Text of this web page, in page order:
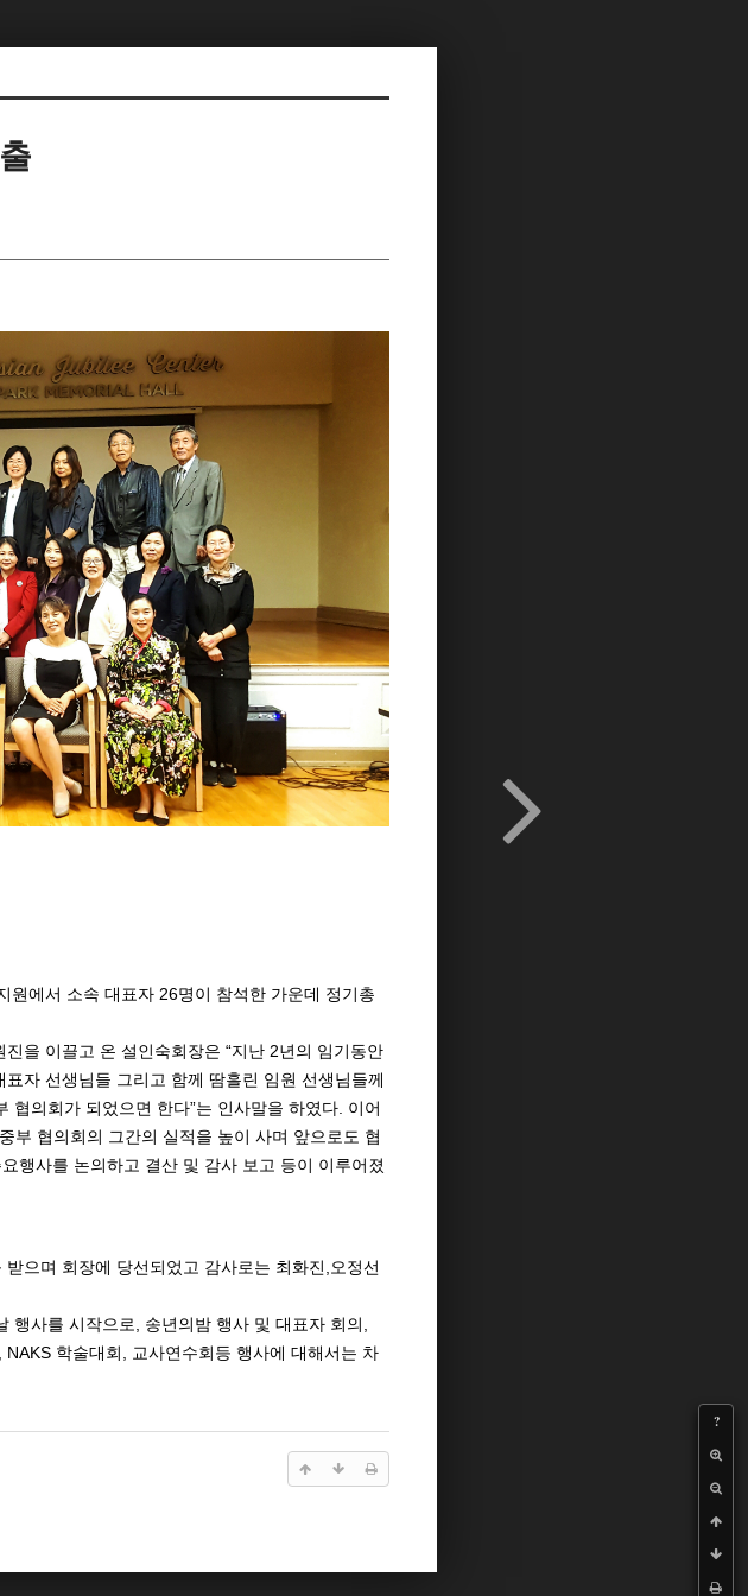
?
원에서 소속 대표자 26명이 참석한 가운데
정기총
진을 이끌고 온 설인숙회장은 “지난 2년의 임기동안
표자 선생님들 그리고 함께 땀흘린 임원 선생님들께
협의회가 되었으면 한다”는 인사말을 하였다. 이어
부 협의회의 그간의 실적을 높이 사며 앞으로도 협
요행사를 논의하고 결산 및 감사 보고 등이
이루어졌
받으며 회장에 당선되었고 감사로는 최화진 오정선
행사를 시작으로 송년의밤 행사 및 대표자 회의
, NAKS 학술대회 교사연수회등 행사에 대해서는 차